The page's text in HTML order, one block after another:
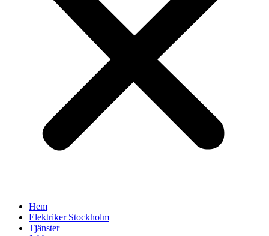
Hem
Elektriker Stockholm
Tjänster